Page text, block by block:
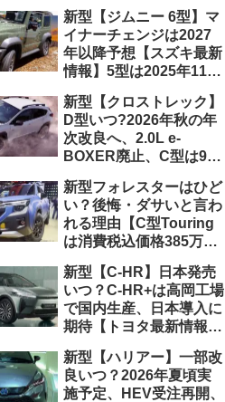
ル」、デリカD:5対抗の
クロスオーバーSUVミニ
バン
エロー レヴはスイスポ
コンセプトか？ハイブリ
ッド化/重量増/価格アッ
プが争点【スズキ最新情
報】特別仕様車
「ZC33S Final
Edition」終了
新型【ジムニー 6型】マ
イナーチェンジは2027
年以降予想【スズキ最新
情報】5型は2025年11月
ACC・スズキコネクト
採用
新型【クロストレック】
D型いつ?2026年秋の年
次改良へ、2.0L e-
BOXER廃止、C型は9月
ーボ採用予想【スバル最
新情報】
新型フォレスターはひど
い？後悔・ダサいと言わ
れる理由【C型Touring
は消費税込価格385万円
19.1km/L、納期4～5か
月】ナビUI・冬用タイ
ヤ・ウィルダネス日本発
売は？カーオブザイヤー
とJNCAP大賞受賞後も
残る注意点
新型【C-HR】日本発売
いつ？C-HR+は高岡工場
で国内生産、日本導入に
期待【トヨタ最新情報】
売、2代目HEV・PHEV
は日本未導入
新型【ハリアー】一部改
良いつ？2026年夏頃実
施予定、HEV受注再開、